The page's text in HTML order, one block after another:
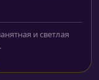
и светлая